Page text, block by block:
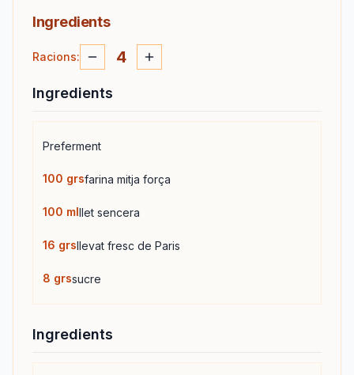
Ingredients
Racions: 4
Ingredients
Preferment
100 grsfarina mitja força
100 mlllet sencera
16 grsllevat fresc de Paris
8 grssucre
Ingredients